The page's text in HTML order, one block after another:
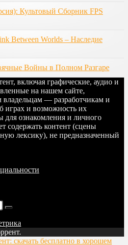
Культовый Сборник FPS
Between Worlds – Наследие
Войны в Полном Разгаре
включая графические, аудио и
на нашем сайте,
— разработчикам и
играх и возможность их
для ознакомления и личного
содержать контент (сцены
лексику), не предназначенный